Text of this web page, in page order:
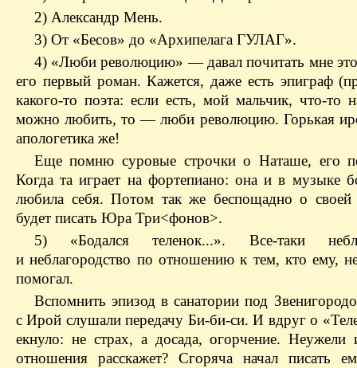
2) Александр Мень.
3) От «Бесов» до «Архипелага ГУЛАГ».
4) «Люби революцию» — давал почитать мне
его первый роман. Кажется, даже есть эпиграф
какого-то поэта: если есть, мой мальчик, что-то
можно любить, то — люби революцию. Горькая
апологетика же!
Еще помню суровые строчки о Наташе, его
Когда та играет на фортепиано: она и в музыке
любила себя. Потом так же беспощадно о своей
будет писать Юра Три<фонов>.
5) «Бодался теленок...». Все-таки
и неблагородство по отношению к тем, кто ему,
помогал.
Вспомнить эпизод в санатории под
с Ирой слушали передачу Би-би-си. И вдруг о
екнуло: не страх, а досада, огорчение.
отношения расскажет? Сгоряча начал писать